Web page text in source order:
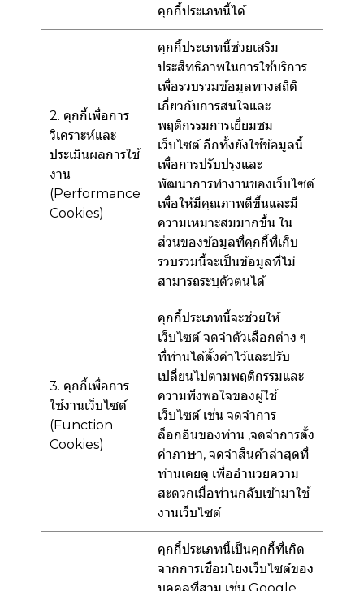
คุกกี้ประเภทนี้ได้
2. คุกกี้เพื่อการ
วิเคราะห์และ
ประเมินผลการใช้
งาน
(Performance
Cookies)
คุกกี้ประเภทนี้ช่วยเสริม
ประสิทธิภาพในการใช้บริการ
เพื่อรวบรวมข้อมูลทางสถิติ
เกี่ยวกับการสนใจและ
พฤติกรรมการเยี่ยมชม
เว็บไซต์ อีกทั้งยังใช้ข้อมูลนี้
เพื่อการปรับปรุงและ
พัฒนาการทำงานของเว็บไซต์
เพื่อให้มีคุณภาพดีขึ้นและมี
ความเหมาะสมมากขึ้น ใน
ส่วนของข้อมูลที่คุกกี้ที่เก็บ
รวบรวมนี้จะเป็นข้อมูลที่ไม่
สามารถระบุตัวตนได้
3. คุกกี้เพื่อการ
ใช้งานเว็บไซต์
(Function
Cookies)
คุกกี้ประเภทนี้จะช่วยให้
เว็บไซต์ จดจำตัวเลือกต่าง ๆ
ที่ท่านได้ตั้งค่าไว้และปรับ
เปลี่ยนไปตามพฤติกรรมและ
ความพึงพอใจของผู้ใช้
เว็บไซต์ เช่น จดจำการ
ล็อกอินของท่าน ,จดจำการตั้ง
ค่าภาษา, จดจำสินค้าล่าสุดที่
ท่านเคยดู เพื่ออำนวยความ
สะดวกเมื่อท่านกลับเข้ามาใช้
งานเว็บไซต์
คุกกี้ประเภทนี้เป็นคุกกี้ที่เกิด
จากการเชื่อมโยงเว็บไซต์ของ